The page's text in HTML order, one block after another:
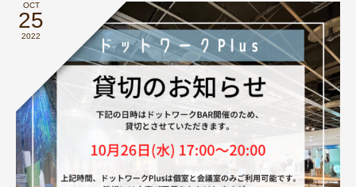
OCT
25
2022